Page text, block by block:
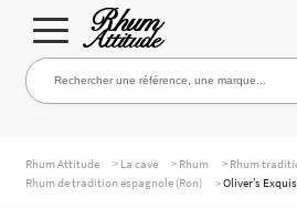
Aller
à
Aller
au
Rechercher une référence, une marque...
Rhum Attitude > La cave > Rhum > Rhum
Rhum de tradition espagnole (Ron)
>Oliver’s